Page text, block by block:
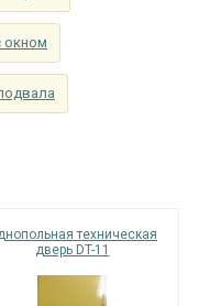
окном
техническая
дверь DT-11